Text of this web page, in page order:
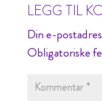
LEGG TIL
Din e-
Obligatoriske